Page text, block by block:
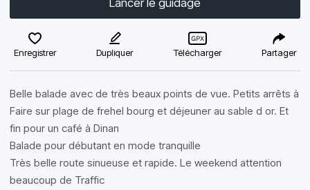
Lancer le guidage
Enregistrer Dupliquer Télécharger Partager
Belle balade avec de très beaux points de vue. Petits arrêts à
Faire sur plage de frehel bourg et déjeuner au sable d or. Et
fin pour un café à Dinan
Balade pour débutant en mode tranquille
Très belle route sinueuse et rapide. Le weekend attention
beaucoup de Traffic